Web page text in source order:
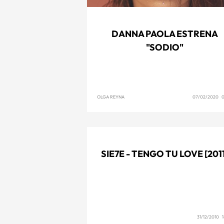
DANNA PAOLA ESTRENA
"SODIO"
OLGA REYNA 07/02/2020
SIE7E - TENGO TU LOVE
31/12/2010